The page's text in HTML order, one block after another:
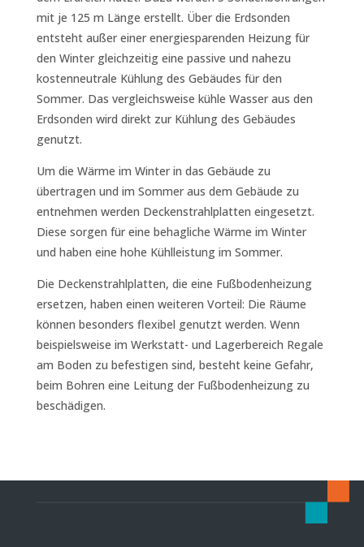
mit je 125 m Länge erstellt. Über die Erdsonden
entsteht außer einer energiesparenden Heizung für
den Winter gleichzeitig eine passive und nahezu
kostenneutrale Kühlung des Gebäudes für den
Sommer. Das vergleichsweise kühle Wasser aus den
Erdsonden wird direkt zur Kühlung des Gebäudes
genutzt.
Um die Wärme im Winter in das Gebäude zu
übertragen und im Sommer aus dem Gebäude zu
entnehmen werden Deckenstrahlplatten eingesetzt.
Diese sorgen für eine behagliche Wärme im Winter
und haben eine hohe Kühlleistung im Sommer.
Die Deckenstrahlplatten, die eine Fußbodenheizung
ersetzen, haben einen weiteren Vorteil: Die Räume
können besonders flexibel genutzt werden. Wenn
beispielsweise im Werkstatt- und Lagerbereich Regale
am Boden zu befestigen sind, besteht keine Gefahr,
beim Bohren eine Leitung der Fußbodenheizung zu
beschädigen.